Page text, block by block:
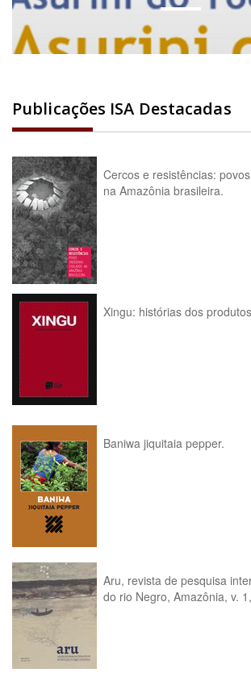
Publicações ISA Destacadas
Cercos e resistências:
na Amazônia brasileira.
Xingu: histórias dos
Baniwa jiquitaia pepper.
Aru, revista de pesquisa
do rio Negro, Amazônia, v.